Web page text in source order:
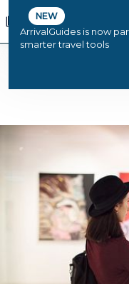
NEW
ArrivalGuides is now
smarter travel tools